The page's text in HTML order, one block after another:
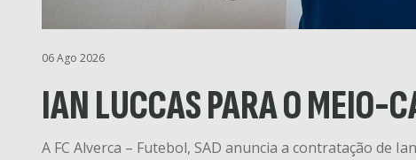
06 Ago 2026
IAN LUCCAS PARA O MEIO-
A FC Alverca – Futebol, SAD anuncia a contratação de